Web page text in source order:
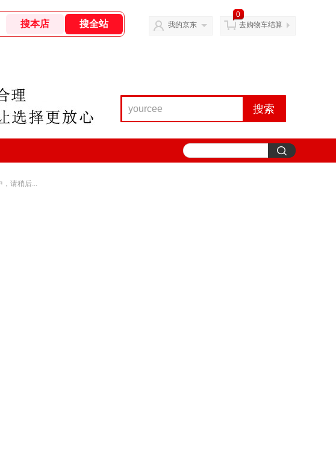
我的京东
0
去购物车结算
搜索
，请稍后...